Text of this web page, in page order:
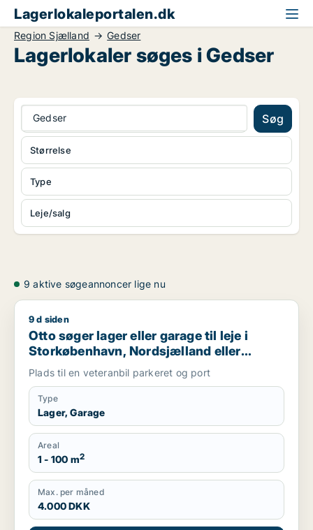
Lagerlokaleportalen.dk
Region Sjælland Gedser
Lagerlokaler søges i Gedser
Gedser Søg
Type
Leje/salg
Størrelse
9 aktive søgeannoncer lige nu
Otto søger lager eller garage til leje i Storkøbenhavn,
9 d siden
Otto søger lager eller garage til leje i
Storkøbenhavn, Nordsjælland eller
Region Sjælland
Plads til en veteranbil parkeret og port
Type
Lager, Garage
Areal
1 - 100 m2
Max. per måned
4.000 DKK